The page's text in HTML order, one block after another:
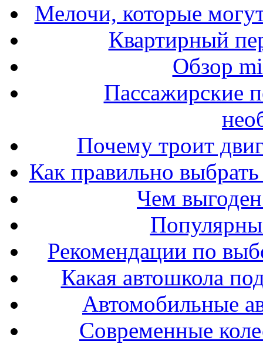
Мелочи, которые
Квартирный
Обзор
Пассажирские
Почему троит
Как правильно выбрать
Чем
Рекомендации по
Какая автошкола
Автомобильные
Современные